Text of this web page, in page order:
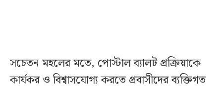
সচেতন মহলের মতে, পোস্টাল ব্যালট প্রক্রিয়াকে
কার্যকর ও বিশ্বাসযোগ্য করতে প্রবাসীদের ব্যক্তিগত